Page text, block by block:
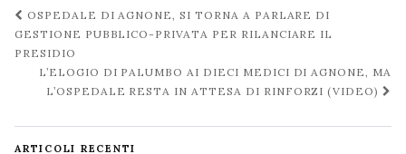
Navigazione
post
OSPEDALE DI AGNONE, SI TORNA A PARLARE DI
GESTIONE PUBBLICO-PRIVATA PER RILANCIARE IL
PRESIDIO
L’ELOGIO DI PALUMBO AI DIECI MEDICI DI AGNONE, MA
L’OSPEDALE RESTA IN ATTESA DI RINFORZI (VIDEO)
ARTICOLI RECENTI